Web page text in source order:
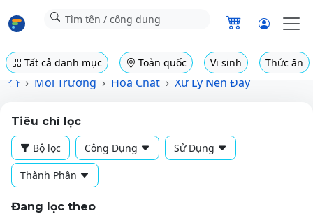
Tất cả danh mục Toàn quốc Vi sinh Thức ăn
Môi Trường Hóa Chất Xử Lý Nền Đáy
Tiêu chí lọc
Bộ lọc
Công Dụng Sử Dụng
Thành Phần
Đang lọc theo